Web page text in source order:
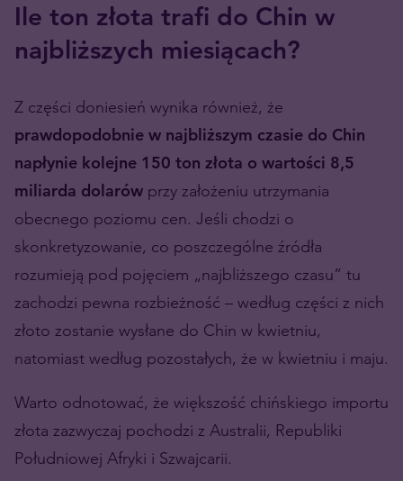
Ile ton złota trafi do Chin w
najbliższych miesiącach?
Z części doniesień wynika również, że
prawdopodobnie w najbliższym czasie do Chin
napłynie kolejne 150 ton złota o wartości 8,5
miliarda dolarów przy założeniu utrzymania
obecnego poziomu cen. Jeśli chodzi o
skonkretyzowanie, co poszczególne źródła
rozumieją pod pojęciem „najbliższego czasu” tu
zachodzi pewna rozbieżność – według części z nich
złoto zostanie wysłane do Chin w kwietniu,
natomiast według pozostałych, że w kwietniu i maju.
Warto odnotować, że większość chińskiego importu
złota zazwyczaj pochodzi z Australii, Republiki
Południowej Afryki i Szwajcarii.